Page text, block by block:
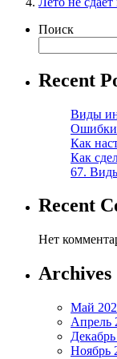
Поиск
Recent
Виды
Ошибки
Как
Как
67.
Recent
Нет
Archives
Май
Апрель
Ноябрь